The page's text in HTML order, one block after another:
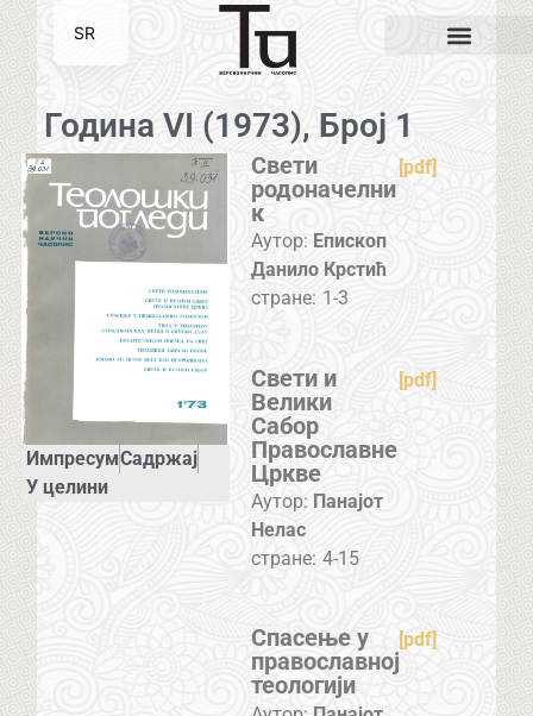
Година VI (1973), Број 1
ИмпресумСадржај
У целини
Свети
родоначелни
к
[pdf]
Аутор: Епископ
Данило Крстић
стране: 1-3
Свети и
Велики
Сабор
Православне
Цркве
[pdf]
Аутор: Панајот
Нелас
стране: 4-15
Спасење у
православној
теологији
[pdf]
SR
EN